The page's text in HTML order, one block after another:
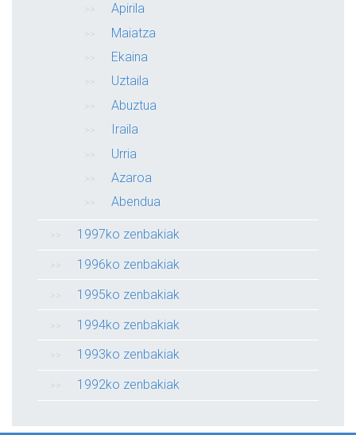
Apirila
Maiatza
Ekaina
Uztaila
Abuztua
Iraila
Urria
Azaroa
Abendua
1997ko zenbakiak
1996ko zenbakiak
1995ko zenbakiak
1994ko zenbakiak
1993ko zenbakiak
1992ko zenbakiak